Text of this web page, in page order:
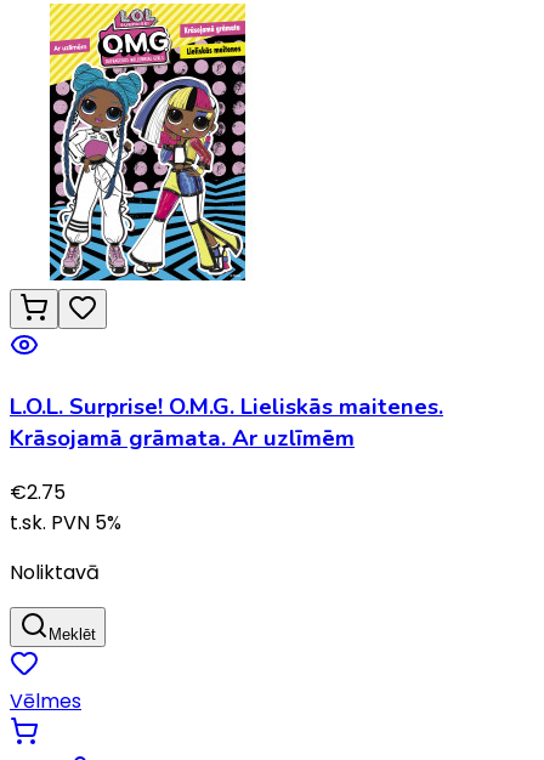
L.O.L. Surprise! O.M.G. Lieliskās maitenes.
Krāsojamā grāmata. Ar uzlīmēm
€2.75
t.sk. PVN 5%
Noliktavā
Meklēt
Vēlmes